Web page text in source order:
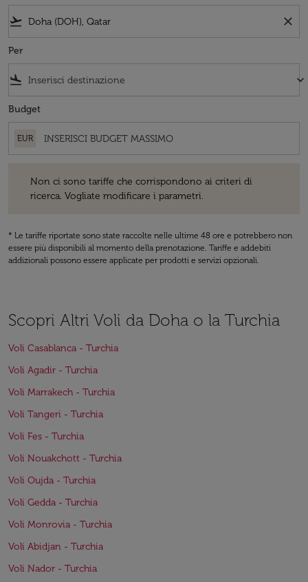
flight_takeoff close
Per
flight_land keyboard_arrow_down
Budget
EUR
Non ci sono tariffe che corrispondono ai criteri di
ricerca. Vogliate modificare i parametri.
* Le tariffe riportate sono state raccolte nelle ultime 48 ore e potrebbero non
essere più disponibili al momento della prenotazione. Tariffe e addebiti
addizionali possono essere applicate per prodotti e servizi opzionali.
Scopri Altri Voli da Doha o la Turchia
Voli Casablanca - Turchia
Voli Agadir - Turchia
Voli Marrakech - Turchia
Voli Tangeri - Turchia
Voli Fes - Turchia
Voli Nouakchott - Turchia
Voli Oujda - Turchia
Voli Gedda - Turchia
Voli Monrovia - Turchia
Voli Abidjan - Turchia
Voli Nador - Turchia